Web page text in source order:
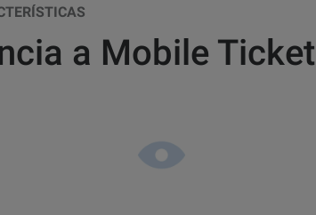
a Mobile Ticket